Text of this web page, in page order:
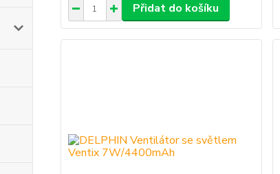
Přidat do košíku